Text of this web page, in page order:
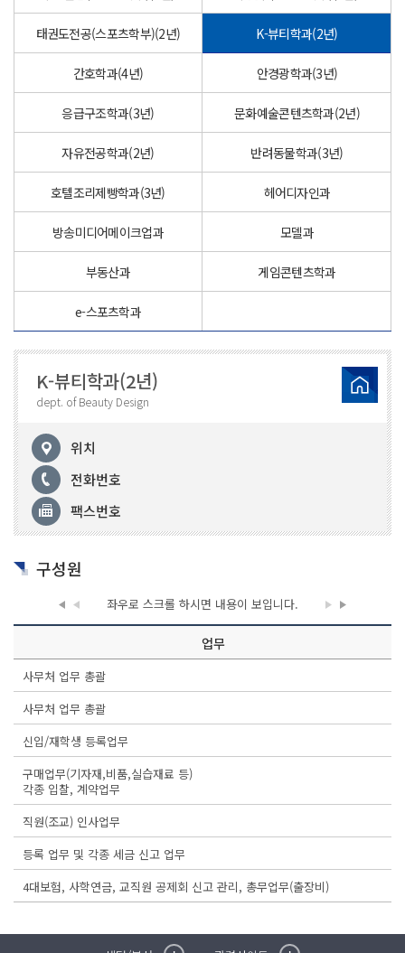
태권도전공(스포츠학부)(2년) K-뷰티학과(2년)
간호학과(4년) 안경광학과(3년)
응급구조학과(3년) 문화예술콘텐츠학과(2년)
자유전공학과(2년) 반려동물학과(3년)
호텔조리제빵학과(3년) 헤어디자인과
방송미디어메이크업과 모델과
부동산과 게임콘텐츠학과
e-스포츠학과
K-뷰티학과(2년)
dept. of Beauty Design
위치
전화번호
팩스번호
구성원
좌우로 스크롤 하시면 내용이 보입니다.
업무
사무처 업무 총괄
사무처 업무 총괄
신입/재학생 등록업무
구매업무(기자재,비품,실습재료 등)
각종 입찰, 계약업무
직원(조교) 인사업무
등록 업무 및 각종 세금 신고 업무
4대보험, 사학연금, 교직원 공제회 신고 관리, 총무업무(출장비)